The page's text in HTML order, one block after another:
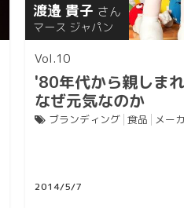
渡邉 貴子 さん
マース ジャパン
10
'80年代から親しま
なぜ元気なのか
ブランディング 食品 メー
2014/5/7